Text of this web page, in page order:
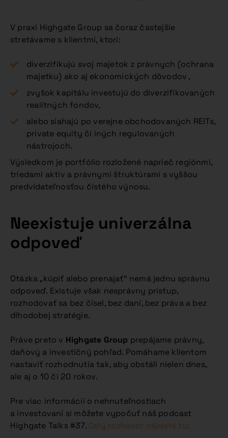
V praxi Highgate Group sa čoraz častejšie
stretávame s klientmi, ktorí:
diverzifikujú svoj majetok z právnych (ochrana
majetku) ako aj ekonomických dôvodov ,
zvyšok kapitálu investujú do diverzifikovaných
realitných fondov,
alebo siahajú po verejne obchodovaných REITs,
private equity či iných regulovaných
nástrojoch.
Výsledkom je portfólio rozložené naprieč regiónmi,
triedami aktív a právnymi štruktúrami s vyššou
predvídateľnosťou čistého výnosu.
Neexistuje univerzálna
odpoveď
Otázka „kúpiť alebo prenajať“ nemá jednu správnu
odpoveď. Existuje však nesprávny prístup,
rozhodovať sa bez čísel, bez daní, bez práva a bez
dlhodobej stratégie.
Práve preto v Highgate Group prepájame právny,
daňový a investičný pohľad. Pomáhame klientom
nastaviť rozhodnutia tak, aby obstáli nielen dnes,
ale aj o 10 či 20 rokov.
Pre viac informácií o nehnuteľnostiach
a investovaní si môžete vypočuť náš podcast
Highgate Talks #37. Celý rozhovor nájdete tu: